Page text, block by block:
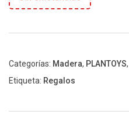
Categorías: Madera, PLANTOYS,
Etiqueta: Regalos